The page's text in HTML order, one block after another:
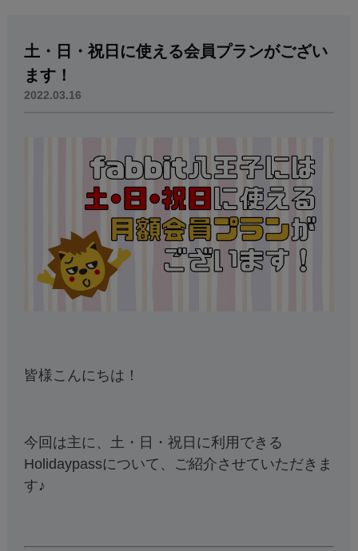
土・日・祝日に使える会員プランがござい
ます！
2022.03.16
皆様こんにちは！
今回は主に、土・日・祝日に利用できる
Holidaypassについて、ご紹介させていただきま
す♪